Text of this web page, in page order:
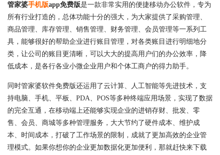
管家婆手机版app免费版是一款非常实用的便捷移动办公软件，专为
所有行业打造的，总体功能十分的强大，为大家提供了采购管理、
商品管理、库存管理、销售管理、财务管理、会员管理等一系列工
具，能够很好的帮助企业进行账目管理，对各类账目进行明细地分
类，让公司的账目更清晰，可以大大的提高用户们的办公效率，降
低成本，是各行各业小微企业用户和个体工商户的得力助手。
同时管家婆软件免费版还运用了云计算、人工智能等先进技术，支
持电脑、手机、平板、PDA、POS等多种终端应用场景，实现了数据
的完全互通，在移动端上还能够实现企业的进销存财、批发、零
售、会员、商城等多种管理服务，大大节约了硬件成本、维护成
本、时间成本，打破了工作场景的限制，成就了更加高效的企业管
理模式。如果你想你的企业更加数据化更加便利，那就赶快来下载